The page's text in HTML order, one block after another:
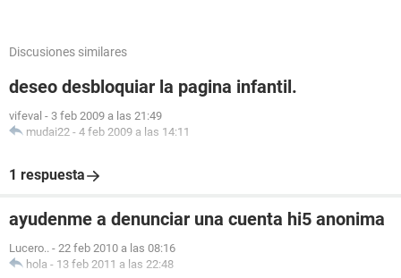
Discusiones similares
deseo desbloquiar la pagina infantil.
vifeval - 3 feb 2009 a las 21:49
mudai22 - 4 feb 2009 a las 14:11
1 respuesta
ayudenme a denunciar una cuenta hi5 anonima
Lucero.. - 22 feb 2010 a las 08:16
hola - 13 feb 2011 a las 22:48